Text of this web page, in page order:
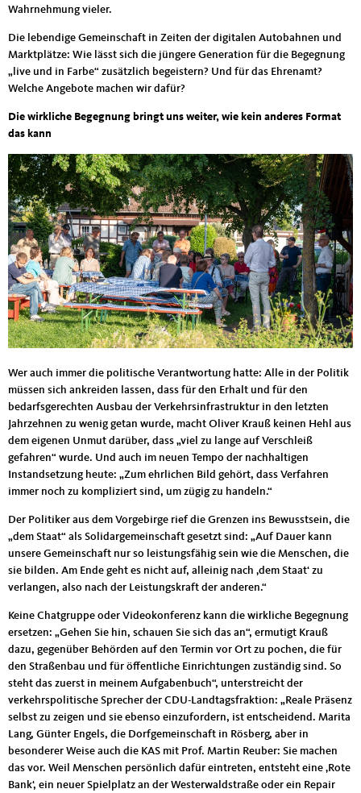
Wahrnehmung vieler.
Die lebendige Gemeinschaft in Zeiten der digitalen Autobahnen und
Marktplätze: Wie lässt sich die jüngere Generation für die Begegnung
„live und in Farbe“ zusätzlich begeistern? Und für das Ehrenamt?
Welche Angebote machen wir dafür?
Die wirkliche Begegnung bringt uns weiter, wie kein anderes Format
das kann
Wer auch immer die politische Verantwortung hatte: Alle in der Politik
müssen sich ankreiden lassen, dass für den Erhalt und für den
bedarfsgerechten Ausbau der Verkehrsinfrastruktur in den letzten
Jahrzehnen zu wenig getan wurde, macht Oliver Krauß keinen Hehl aus
dem eigenen Unmut darüber, dass „viel zu lange auf Verschleiß
gefahren“ wurde. Und auch im neuen Tempo der nachhaltigen
Instandsetzung heute: „Zum ehrlichen Bild gehört, dass Verfahren
immer noch zu kompliziert sind, um zügig zu handeln.“
Der Politiker aus dem Vorgebirge rief die Grenzen ins Bewusstsein, die
„dem Staat“ als Solidargemeinschaft gesetzt sind: „Auf Dauer kann
unsere Gemeinschaft nur so leistungsfähig sein wie die Menschen, die
sie bilden. Am Ende geht es nicht auf, alleinig nach ‚dem Staat‘ zu
verlangen, also nach der Leistungskraft der anderen.“
Keine Chatgruppe oder Videokonferenz kann die wirkliche Begegnung
ersetzen: „Gehen Sie hin, schauen Sie sich das an“, ermutigt Krauß
dazu, gegenüber Behörden auf den Termin vor Ort zu pochen, die für
den Straßenbau und für öffentliche Einrichtungen zuständig sind. So
steht das zuerst in meinem Aufgabenbuch“, unterstreicht der
verkehrspolitische Sprecher der CDU-Landtagsfraktion: „Reale Präsenz
selbst zu zeigen und sie ebenso einzufordern, ist entscheidend. Marita
Lang, Günter Engels, die Dorfgemeinschaft in Rösberg, aber in
besonderer Weise auch die KAS mit Prof. Martin Reuber: Sie machen
das vor. Weil Menschen persönlich dafür eintreten, entsteht eine ‚Rote
Bank‘, ein neuer Spielplatz an der Westerwaldstraße oder ein Repair